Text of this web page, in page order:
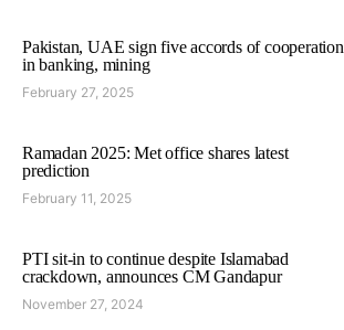
Pakistan, UAE sign five accords of cooperation
in banking, mining
February 27, 2025
Ramadan 2025: Met office shares latest
prediction
February 11, 2025
PTI sit-in to continue despite Islamabad
crackdown, announces CM Gandapur
November 27, 2024